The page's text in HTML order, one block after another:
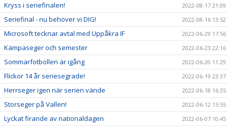
Kryss i seriefinalen! 2022-08-17 21:09
Seriefinal - nu behöver vi DIG! 2022-08-16 13:52
Microsoft tecknar avtal med Uppåkra IF 2022-06-29 17:56
Kämpaseger och semester 2022-06-23 22:16
Sommarfotbollen är igång 2022-06-20 11:29
Flickor 14 år seriesegrade! 2022-06-19 23:37
Herrseger igen när serien vände 2022-06-18 16:35
Storseger på Vallen! 2022-06-12 15:55
Lyckat firande av nationaldagen 2022-06-07 10:45